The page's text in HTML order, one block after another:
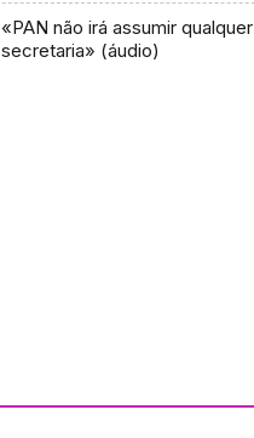
«PAN não irá assumir qualquer
secretaria» (áudio)